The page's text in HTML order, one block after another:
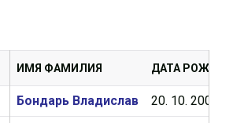
ИМЯ ФАМИЛИЯ ДАТА
Бондарь Владислав 20. 10. 2006